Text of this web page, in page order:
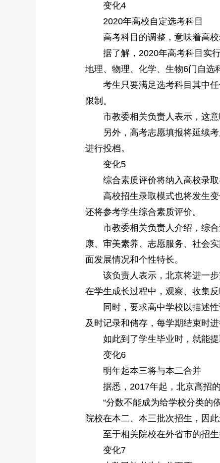
变化4
2020年高校自定选考科目
高考科目的调整，意味着高校
据了解，2020年高考科目实行
地理、物理、化学、生物6门自选
考生只要满足选考科目其中任
限制。
市教委相关负责人表示，这意
另外，高考志愿填报将延续考
进行投档。
变化5
综合素质评价将纳入高校录取
高校招生录取模式也将发生变
还将参考学生综合素质评价。
市教委相关负责人介绍，综合
康、审美素养、志愿服务、社会
面发展情况和个性特长。
该负责人表示，北京将进一步
在学生成长过程中，观察、收集
同时，要求高中学校以描述性
及时记录和储存，每学期结束时
如此到了学生毕业时，就能提
变化6
明年起本三将与本二合并
据悉，2017年起，北京高招的
“分数不能成为给学校分类的依
院校在本二、本三批次招生，因此
至于相关院校在外省市的招生
变化7